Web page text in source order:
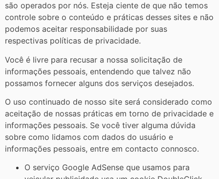
são operados por nós. Esteja ciente de que não temos
controle sobre o conteúdo e práticas desses sites e não
podemos aceitar responsabilidade por suas
respectivas políticas de privacidade.
Você é livre para recusar a nossa solicitação de
informações pessoais, entendendo que talvez não
possamos fornecer alguns dos serviços desejados.
O uso continuado de nosso site será considerado como
aceitação de nossas práticas em torno de privacidade e
informações pessoais. Se você tiver alguma dúvida
sobre como lidamos com dados do usuário e
informações pessoais, entre em contacto connosco.
O serviço Google AdSense que usamos para